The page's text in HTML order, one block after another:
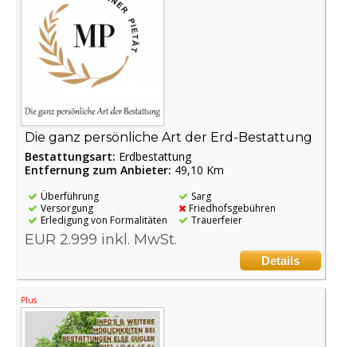
Die ganz persönliche Art der Erd-Bestattung
Bestattungsart: Erdbestattung
Entfernung zum Anbieter: 49,10 Km
Überführung
Versorgung
Erledigung von Formalitäten
Sarg
Friedhofsgebühren
Trauerfeier
EUR 2.999 inkl. MwSt.
Details
Plus